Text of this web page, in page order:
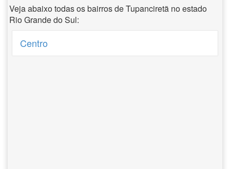
Veja abaixo todas os bairros de Tupanciretã no estado
Rio Grande do Sul:
Centro